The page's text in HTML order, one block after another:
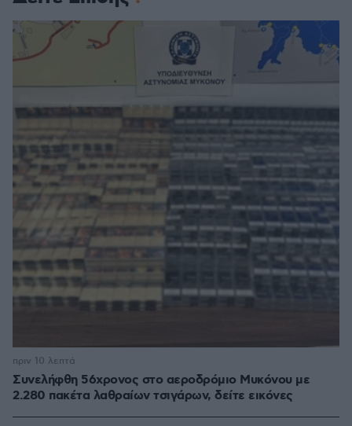
Συνελήφθη 56χρονος στο αεροδρόμιο Μυκόνου με
2.280 πακέτα λαθραίων τσιγάρων, δείτε εικόνες
πριν 10 λεπτά